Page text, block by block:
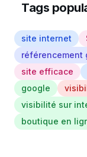
Tags
site internet
référencement
site efficace
google
visibilité sur
boutique en